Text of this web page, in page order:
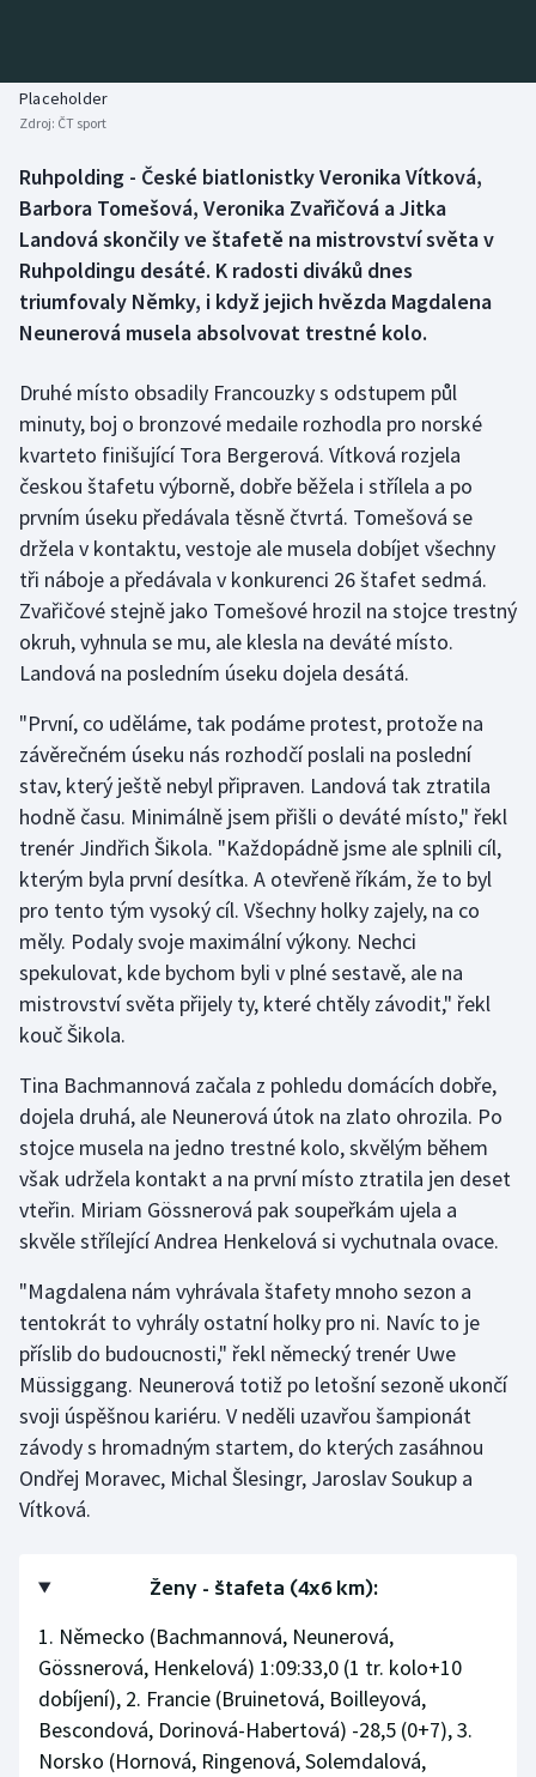
Biatlon
Boby a skeleton
Box
Curling
Florbal
Futsal
Golf
Gymnastika
Házená
Judo
Krasobruslení
Lezení
Lyže a snowboard
Moderní pětiboj
Olympijské hry
Parasport
Plavání
Plážový volejbal
Ragby
Rychlobruslení
Rychlostní kanoistika
Short track
Stolní tenis
Triatlon
Veslování
Aplikace ČT sport
AZ kvíz
Placeholder
Zdroj: ČT sport
Ruhpolding - České biatlonistky Veronika Vítková,
Barbora Tomešová, Veronika Zvařičová a Jitka
Landová skončily ve štafetě na mistrovství světa v
Ruhpoldingu desáté. K radosti diváků dnes
triumfovaly Němky, i když jejich hvězda Magdalena
Neunerová musela absolvovat trestné kolo.
Druhé místo obsadily Francouzky s odstupem půl
minuty, boj o bronzové medaile rozhodla pro norské
kvarteto finišující Tora Bergerová. Vítková rozjela
českou štafetu výborně, dobře běžela i střílela a po
prvním úseku předávala těsně čtvrtá. Tomešová se
držela v kontaktu, vestoje ale musela dobíjet všechny
tři náboje a předávala v konkurenci 26 štafet sedmá.
Zvařičové stejně jako Tomešové hrozil na stojce trestný
okruh, vyhnula se mu, ale klesla na deváté místo.
Landová na posledním úseku dojela desátá.
"První, co uděláme, tak podáme protest, protože na
závěrečném úseku nás rozhodčí poslali na poslední
stav, který ještě nebyl připraven. Landová tak ztratila
hodně času. Minimálně jsem přišli o deváté místo," řekl
trenér Jindřich Šikola. "Každopádně jsme ale splnili cíl,
kterým byla první desítka. A otevřeně říkám, že to byl
pro tento tým vysoký cíl. Všechny holky zajely, na co
měly. Podaly svoje maximální výkony. Nechci
spekulovat, kde bychom byli v plné sestavě, ale na
mistrovství světa přijely ty, které chtěly závodit," řekl
kouč Šikola.
Tina Bachmannová začala z pohledu domácích dobře,
dojela druhá, ale Neunerová útok na zlato ohrozila. Po
stojce musela na jedno trestné kolo, skvělým během
však udržela kontakt a na první místo ztratila jen deset
vteřin. Miriam Gössnerová pak soupeřkám ujela a
skvěle střílející Andrea Henkelová si vychutnala ovace.
"Magdalena nám vyhrávala štafety mnoho sezon a
tentokrát to vyhrály ostatní holky pro ni. Navíc to je
příslib do budoucnosti," řekl německý trenér Uwe
Müssiggang. Neunerová totiž po letošní sezoně ukončí
svoji úspěšnou kariéru. V neděli uzavřou šampionát
závody s hromadným startem, do kterých zasáhnou
Ondřej Moravec, Michal Šlesingr, Jaroslav Soukup a
Vítková.
Ženy - štafeta (4x6 km):
1. Německo (Bachmannová, Neunerová,
Gössnerová, Henkelová) 1:09:33,0 (1 tr. kolo+10
dobíjení), 2. Francie (Bruinetová, Boilleyová,
Bescondová, Dorinová-Habertová) -28,5 (0+7), 3.
Norsko (Hornová, Ringenová, Solemdalová,